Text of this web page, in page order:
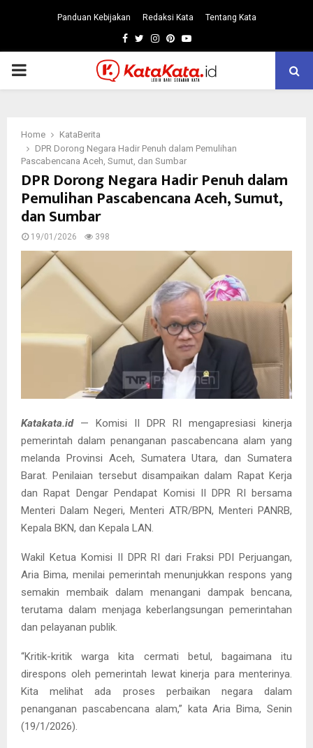
Panduan Kebijakan Redaksi Kata Tentang Kata
Facebook
TwitterInstagram
Pinterest
Youtube
PRIMARY
Home
KataBerita
DPR Dorong Negara Hadir Penuh dalam Pemulihan
Pascabencana Aceh, Sumut, dan Sumbar
DPR Dorong Negara Hadir Penuh dalam
Pemulihan Pascabencana Aceh, Sumut,
dan Sumbar
19/01/2026 398
Katakata.id— Komisi II DPR RI mengapresiasi kinerja
pemerintah dalam penanganan pascabencana alam yang
melanda Provinsi Aceh, Sumatera Utara, dan Sumatera
Barat. Penilaian tersebut disampaikan dalam Rapat Kerja
dan Rapat Dengar Pendapat Komisi II DPR RI bersama
Menteri Dalam Negeri, Menteri ATR/BPN, Menteri PANRB,
Kepala BKN, dan Kepala LAN.
Wakil Ketua Komisi II DPR RI dari Fraksi PDI Perjuangan,
Aria Bima, menilai pemerintah menunjukkan respons yang
semakin membaik dalam menangani dampak bencana,
terutama dalam menjaga keberlangsungan pemerintahan
dan pelayanan publik.
“Kritik-kritik warga kita cermati betul, bagaimana itu
direspons oleh pemerintah lewat kinerja para menterinya.
Kita melihat ada proses perbaikan negara dalam
penanganan pascabencana alam,” kata Aria Bima, Senin
(19/1/2026).